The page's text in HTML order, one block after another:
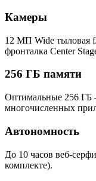
Камеры
12 МП Wide тыловая
фронталка Center
256 ГБ памяти
Оптимальные 256 ГБ
многочисленных
Автономность
До 10 часов веб-
комплекте).